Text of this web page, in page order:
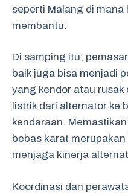
seperti Malang di
membantu.
Di samping itu,
baik juga bisa menjadi
yang kendor atau
listrik dari alternator ke
kendaraan.
bebas karat
menjaga kinerja
Koordinasi dan